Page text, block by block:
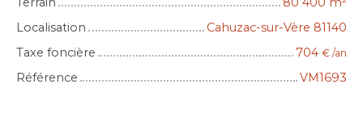
Localisation
Cahuzac-sur-Vère 81140
Taxe foncière
704 € /an
Référence VM1693